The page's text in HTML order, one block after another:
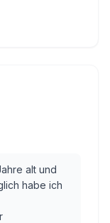
alt und
habe ich